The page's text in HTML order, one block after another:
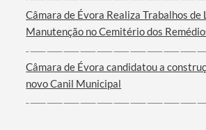
Câmara de Évora Realiza Trabalhos de
Manutenção no Cemitério dos
Câmara de Évora candidatou a
novo Canil Municipal